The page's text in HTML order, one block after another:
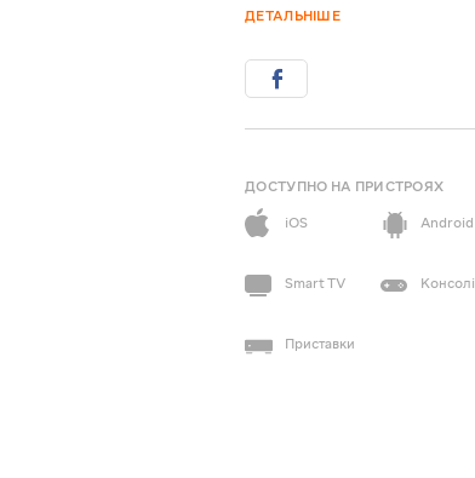
ДЕТАЛЬНІШЕ
ДОСТУПНО НА ПРИСТРОЯХ
iOS
Android
Smart TV Консолі
Приставки